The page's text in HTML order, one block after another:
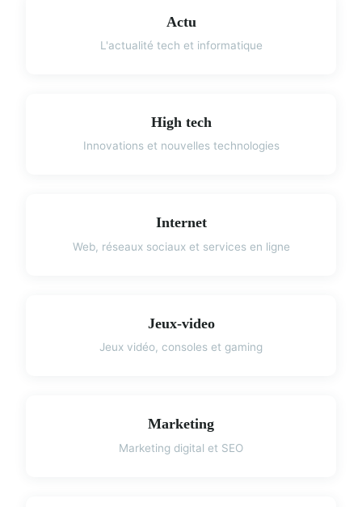
Actu
L'actualité tech et informatique
High tech
Innovations et nouvelles technologies
Internet
Web, réseaux sociaux et services en ligne
Jeux-video
Jeux vidéo, consoles et gaming
Marketing
Marketing digital et SEO